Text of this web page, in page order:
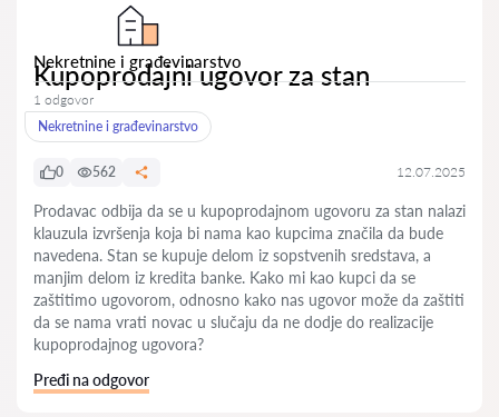
Nekretnine i građevinarstvo
Kupoprodajni ugovor za stan
1 odgovor
Nekretnine i građevinarstvo
0 562 12.07.2025
Prodavac odbija da se u kupoprodajnom ugovoru za stan nalazi
klauzula izvršenja koja bi nama kao kupcima značila da bude
navedena. Stan se kupuje delom iz sopstvenih sredstava, a
manjim delom iz kredita banke. Kako mi kao kupci da se
zaštitimo ugovorom, odnosno kako nas ugovor može da zaštiti
da se nama vrati novac u slučaju da ne dodje do realizacije
kupoprodajnog ugovora?
Pređi na odgovor